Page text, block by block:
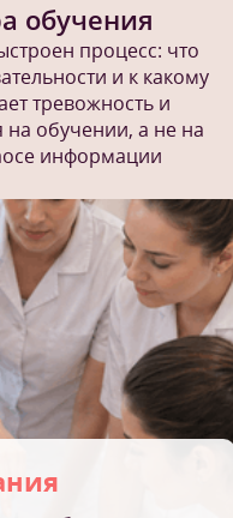
обучения
процесс: что
и к какому
тревожность и
на обучении, а не на
информации